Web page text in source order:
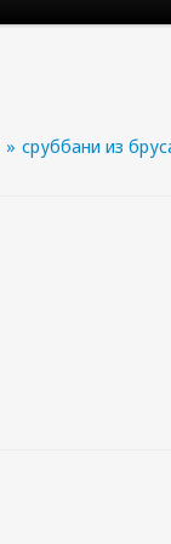
» сруббани из